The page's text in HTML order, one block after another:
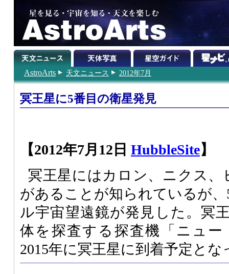
AstroArts 天文ニュース 2012年7月
冥王星に5番目の衛星発見
【2012年7月12日 HubbleSite】
冥王星にはカロン、ニクス、
があることが知られているが
ル宇宙望遠鏡が発見した。冥
体を探査する探査機「ニュ
2015年に冥王星に到着予定とな